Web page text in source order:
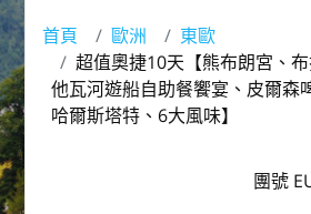
首頁 歐洲
東歐
超值奧捷10天【熊布朗宮、
他瓦河遊船自助餐饗宴、皮爾森
哈爾斯塔特、6大風味】
團號